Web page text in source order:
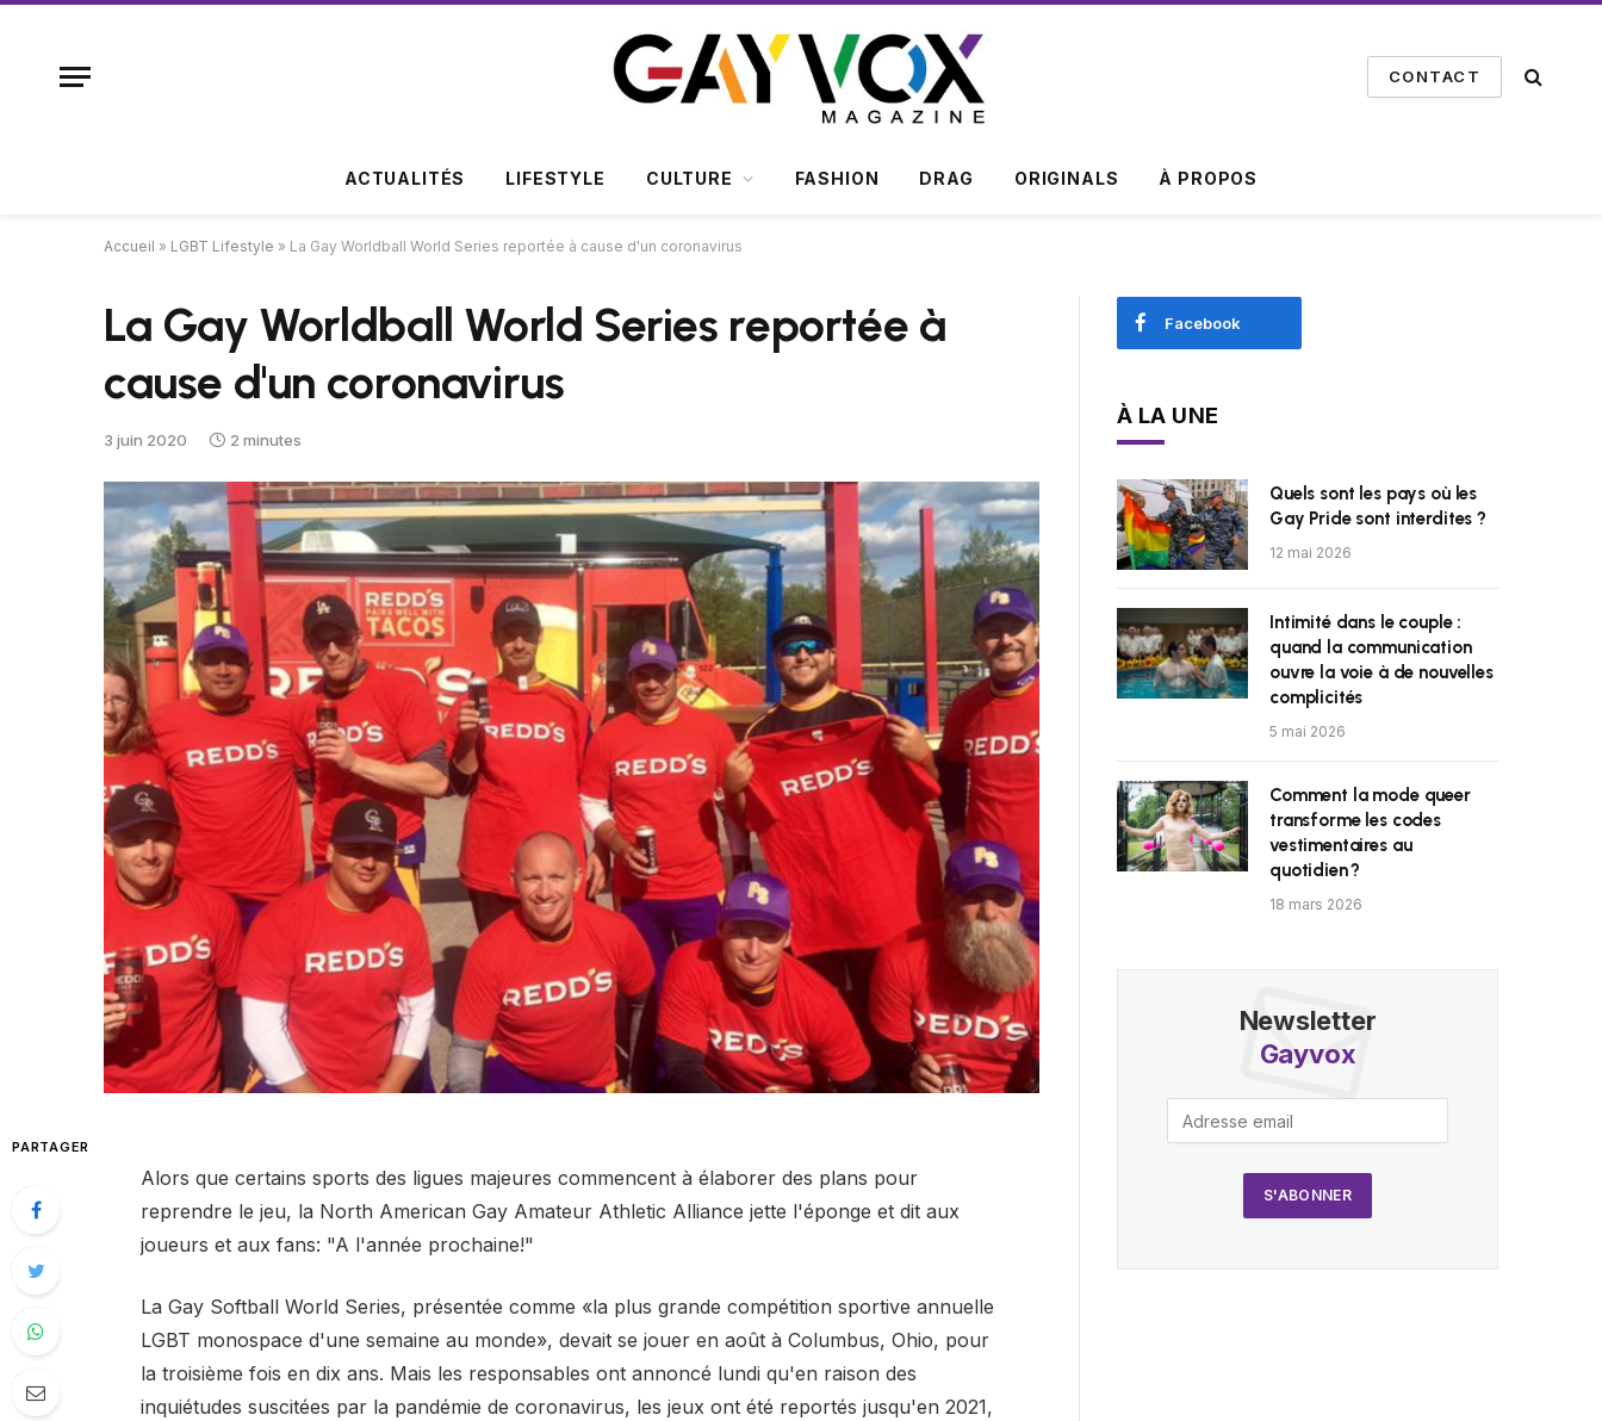
CONTACT
ACTUALITÉS LIFESTYLE CULTURE FASHION DRAG ORIGINALS À PROPOS
Accueil » LGBT Lifestyle » La Gay Worldball World Series reportée à cause d'un coronavirus
La Gay Worldball World Series reportée à
cause d'un coronavirus
3 juin 2020 2 minutes
PARTAGER
Alors que certains sports des ligues majeures commencent à élaborer des plans pour
reprendre le jeu, la North American Gay Amateur Athletic Alliance jette l'éponge et dit aux
joueurs et aux fans: "A l'année prochaine!"
La Gay Softball World Series, présentée comme «la plus grande compétition sportive annuelle
LGBT monospace d'une semaine au monde», devait se jouer en août à Columbus, Ohio, pour
la troisième fois en dix ans. Mais les responsables ont annoncé lundi qu'en raison des
inquiétudes suscitées par la pandémie de coronavirus, les jeux ont été reportés jusqu'en 2021,
Facebook
À LA UNE
Quels sont les pays où les
Gay Pride sont interdites ?
12 mai 2026
Intimité dans le couple :
quand la communication
ouvre la voie à de nouvelles
complicités
5 mai 2026
Comment la mode queer
transforme les codes
vestimentaires au
quotidien ?
18 mars 2026
Newsletter
Gayvox